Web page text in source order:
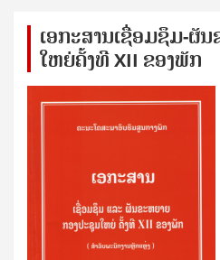
ເອກ​ະ​ສານ​ເຊ​ື່ອມ​ຊ​ຶມ-ຜັ
ໃຫຍ່​ຄັ້ງ​ທີ XII ຂອງ​ພັກ